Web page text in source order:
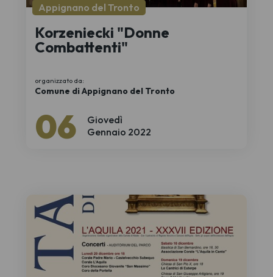
Giovedì
06 Gennaio 2022
Appignano del Tronto
Korzeniecki "Donne
Combattenti"
organizzato da:
Comune di Appignano del Tronto